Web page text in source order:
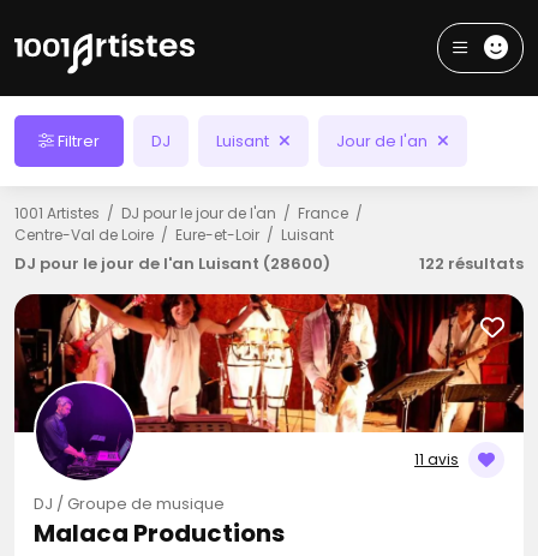
Filtrer DJ Luisant Jour de l'an
1001 Artistes DJ pour le jour de l'an
France
Centre-Val de Loire
Eure-et-Loir Luisant
DJ pour le jour de l'an Luisant (28600) 122 résultats
11 avis
DJ / Groupe de musique
Malaca Productions